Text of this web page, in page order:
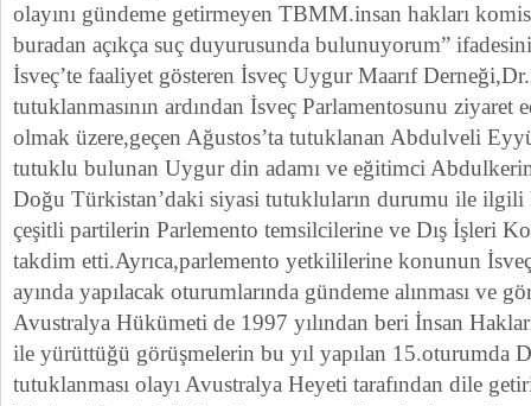
olayını gündeme getirmeyen TBMM.insan hakları
buradan açıkça suç duyurusunda bulunuyorum”
İsveç’te faaliyet gösteren İsveç Uygur Maarıf
tutuklanmasının ardından İsveç Parlamentosunu ziyaret
olmak üzere,geçen Ağustos’ta tutuklanan Abdulveli
tutuklu bulunan Uygur din adamı ve eğitimci
Doğu Türkistan’daki siyasi tutukluların durumu ile ilgili
çeşitli partilerin Parlemento temsilcilerine ve Dış İşleri
takdim etti.Ayrıca,parlemento yetkililerine konunun
ayında yapılacak oturumlarında gündeme alınması ve
Avustralya Hükümeti de 1997 yılından beri İnsan
ile yürüttüğü görüşmelerin bu yıl yapılan 15.oturumda
tutuklanması olayı Avustralya Heyeti tarafından dile